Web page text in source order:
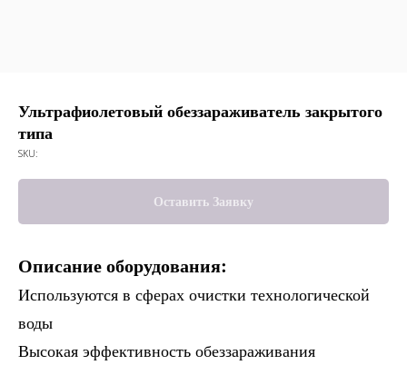
Ультрафиолетовый обеззараживатель закрытого
типа
SKU:
Оставить Заявку
Описание оборудования:
Используются в сферах очистки технологической
воды
Высокая эффективность обеззараживания